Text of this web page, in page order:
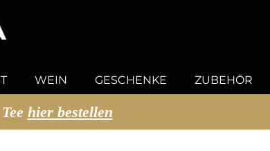
WEIN GESCHENKE ZUBEHÖR
hier bestellen